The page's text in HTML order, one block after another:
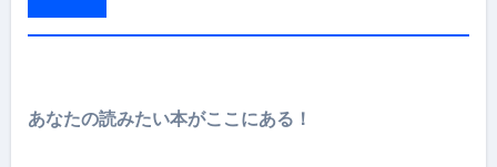
あなたの読みたい本がここにある！